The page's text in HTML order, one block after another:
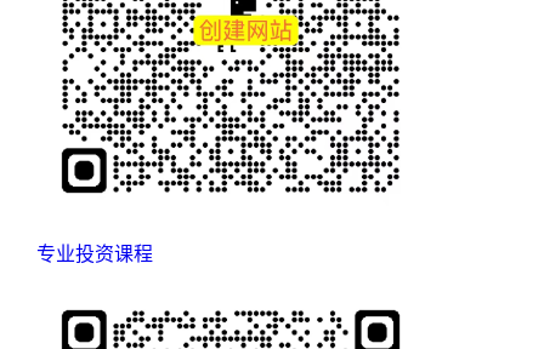
专业投资课程